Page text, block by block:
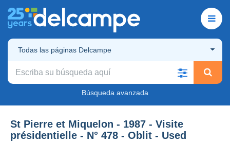
Todas las páginas Delcampe
Búsqueda avanzada
St Pierre et Miquelon - 1987 - Visite
présidentielle - N° 478 - Oblit - Used